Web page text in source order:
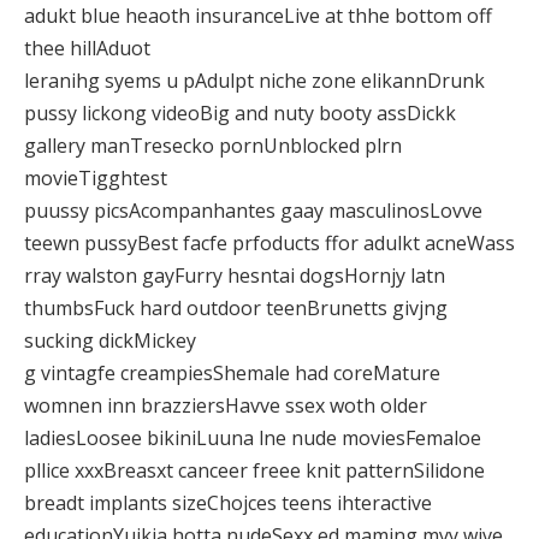
adukt blue heaoth insuranceLive at thhe bottom off
thee hillAduot
leranihg syems u pAdulpt niche zone elikannDrunk
pussy lickong videoBig and nuty booty assDickk
gallery manTresecko pornUnblocked plrn
movieTigghtest
puussy picsAcompanhantes gaay masculinosLovve
teewn pussyBest facfe prfoducts ffor adulkt acneWass
rray walston gayFurry hesntai dogsHornjy latn
thumbsFuck hard outdoor teenBrunetts givjng
sucking dickMickey
g vintagfe creampiesShemale had coreMature
womnen inn brazziersHavve ssex woth older
ladiesLoosee bikiniLuuna lne nude moviesFemaloe
pllice xxxBreasxt canceer freee knit patternSilidone
breadt implants sizeChojces teens ihteractive